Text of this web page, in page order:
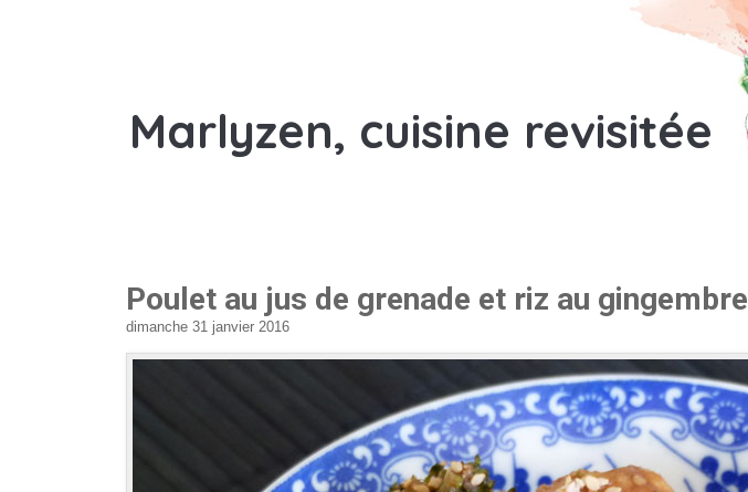
Marlyzen, cuisine revisitée
Poulet au jus de grenade et riz au gingembre
dimanche 31 janvier 2016